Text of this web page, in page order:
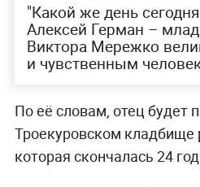
"Какой же день
Алексей Герман –
Виктора Мережко
и чувственным
По её словам, отец будет
Троекуровском кладбище
которая скончалась 24